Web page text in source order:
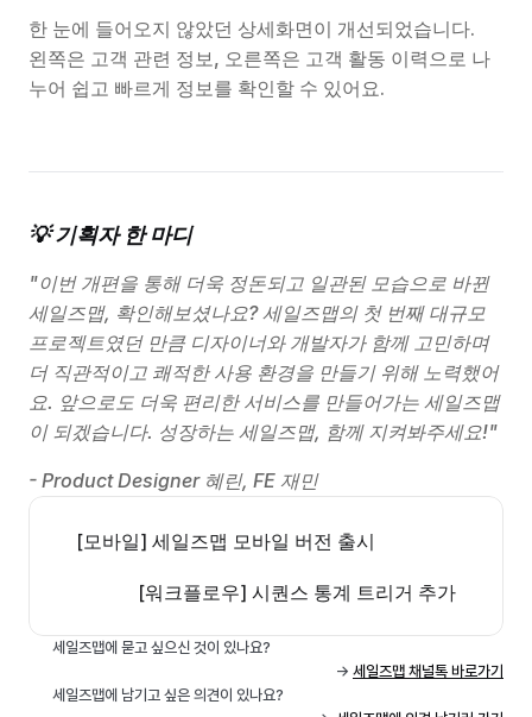
한 눈에 들어오지 않았던 상세화면이 개선되었습니다.
왼쪽은 고객 관련 정보, 오른쪽은 고객 활동 이력으로 나
누어 쉽고 빠르게 정보를 확인할 수 있어요.
💡 기획자 한 마디
"이번 개편을 통해 더욱 정돈되고 일관된 모습으로 바뀐
세일즈맵, 확인해보셨나요? 세일즈맵의 첫 번째 대규모
프로젝트였던 만큼 디자이너와 개발자가 함께 고민하며
더 직관적이고 쾌적한 사용 환경을 만들기 위해 노력했어
요. 앞으로도 더욱 편리한 서비스를 만들어가는 세일즈맵
이 되겠습니다. 성장하는 세일즈맵, 함께 지켜봐주세요!"
- Product Designer 혜린, FE 재민
[모바일] 세일즈맵 모바일 버전 출시
[워크플로우] 시퀀스 통계 트리거 추가
세일즈맵에 묻고 싶으신 것이 있나요?
-> 세일즈맵 채널톡 바로가기
세일즈맵에 남기고 싶은 의견이 있나요?